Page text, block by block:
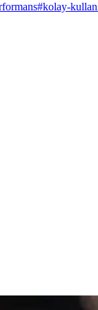
#kolay-